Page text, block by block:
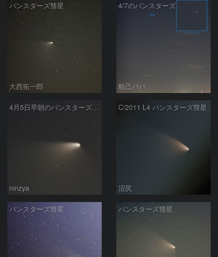
パンスターズ彗星
大西拓一郎
4/7のパンスターズ
航己パパ
4月5日早朝のパンスターズ彗星
ninzya
C/2011 L4 パンスターズ彗星
沼尻
パンスターズ彗星 パンスターズ彗星